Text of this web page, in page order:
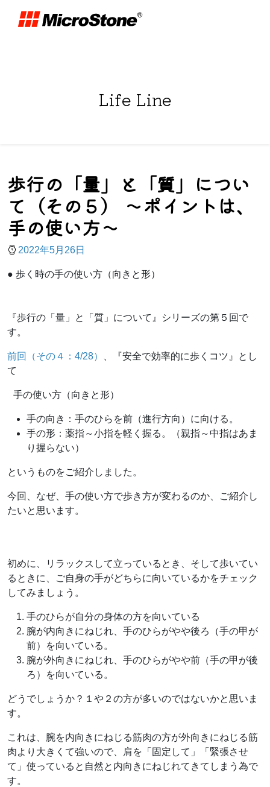
Life Line
歩行の「量」と「質」につい
て（その５） ～ポイントは、
手の使い方～
2022年5月26日
● 歩く時の手の使い方（向きと形）
『歩行の「量」と「質」について』シリーズの第５回で
す。
前回（その４：4/28）
、『安全で効率的に歩くコツ』とし
て
手の使い方（向きと形）
手の向き：手のひらを前（進行方向）に向ける。
手の形：薬指～小指を軽く握る。（親指～中指はあま
り握らない）
というものをご紹介しました。
今回、なぜ、手の使い方で歩き方が変わるのか、ご紹介し
たいと思います。
初めに、リラックスして立っているとき、そして歩いてい
るときに、ご自身の手がどちらに向いているかをチェック
してみましょう。
手のひらが自分の身体の方を向いている
腕が内向きにねじれ、手のひらがやや後ろ（手の甲が
前）を向いている。
腕が外向きにねじれ、手のひらがやや前（手の甲が後
ろ）を向いている。
どうでしょうか？１や２の方が多いのではないかと思いま
す。
これは、腕を内向きにねじる筋肉の方が外向きにねじる筋
肉より大きくて強いので、肩を「固定して」「緊張させ
て」使っていると自然と内向きにねじれてきてしまう為で
す。